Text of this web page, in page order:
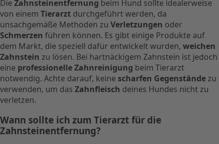
Die Zahnsteinentfernung beim Hund sollte idealerweise
von einem Tierarzt durchgeführt werden, da
unsachgemäße Methoden zu Verletzungen oder
Schmerzen führen können. Es gibt einige Produkte auf
dem Markt, die speziell dafür entwickelt wurden, weichen
Zahnstein zu lösen. Bei hartnäckigem Zahnstein ist jedoch
eine professionelle Zahnreinigung beim Tierarzt
notwendig. Achte darauf, keine scharfen Gegenständezu
verwenden, um das Zahnfleisch deines Hundes nicht zu
verletzen.
Wann sollte ich zum Tierarzt für die
Zahnsteinentfernung?